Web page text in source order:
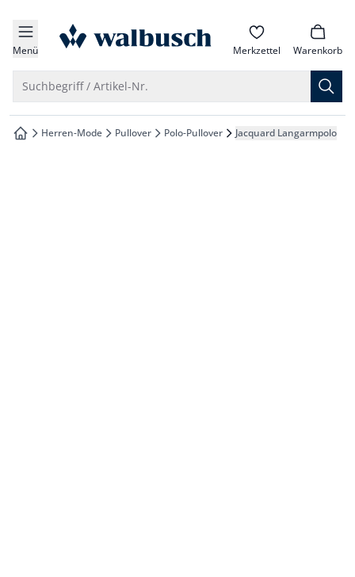
springen
springen
springen
springen
Menü zur Startseite Merkzettel Warenkorb
Suchbegriff / Artikel-Nr.
zur Startseite
Herren-Mode Pullover Polo-Pullover Jacquard Langarmpolo